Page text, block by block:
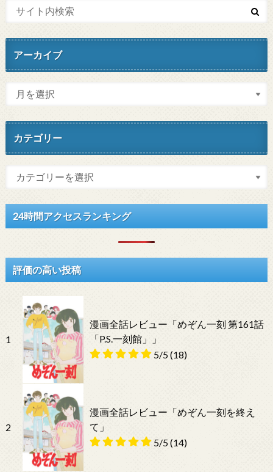
アーカイブ
カテゴリー
24時間アクセスランキング
評価の高い投稿
1
漫画全話レビュー「めぞん一刻 第161話
「P.S.一刻館」」
5/5(18)
2
漫画全話レビュー「めぞん一刻を終え
て」
5/5(14)